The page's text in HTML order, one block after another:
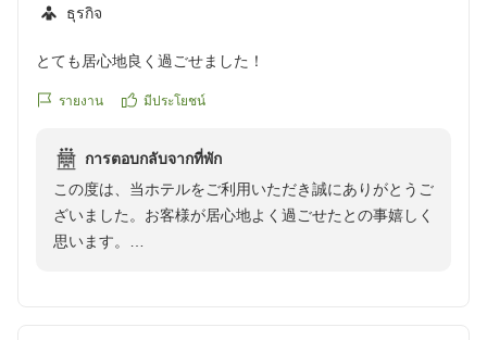
ธุรกิจ
とても居心地良く過ごせました！
รายงาน มีประโยชน์
การตอบกลับจากที่พัก
この度は、当ホテルをご利用いただき誠にありがとうご
ざいました。お客様が居心地よく過ごせたとの事嬉しく
思います。